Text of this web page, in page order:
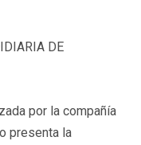
DE
por la compañía
presenta la